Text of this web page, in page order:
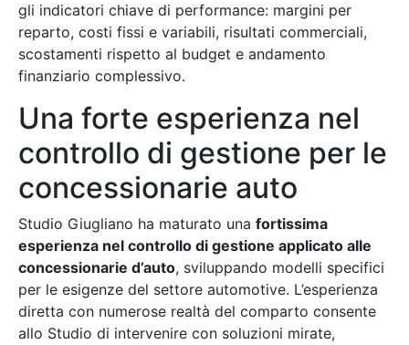
gli indicatori chiave di performance: margini per
reparto, costi fissi e variabili, risultati commerciali,
scostamenti rispetto al budget e andamento
finanziario complessivo.
Una forte esperienza nel
controllo di gestione per le
concessionarie auto
Studio Giugliano ha maturato una fortissima
esperienza nel controllo di gestione applicato alle
concessionarie d’auto, sviluppando modelli specifici
per le esigenze del settore automotive. L’esperienza
diretta con numerose realtà del comparto consente
allo Studio di intervenire con soluzioni mirate,